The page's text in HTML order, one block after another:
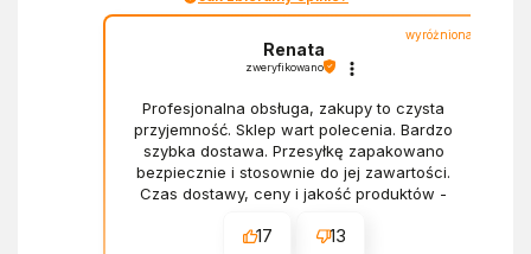
wyróżniona
Renata
zweryfikowano
Profesjonalna obsługa, zakupy to czysta
przyjemność. Sklep wart polecenia. Bardzo
szybka dostawa. Przesyłkę zapakowano
bezpiecznie i stosownie do jej zawartości.
Czas dostawy, ceny i jakość produktów -
17 13